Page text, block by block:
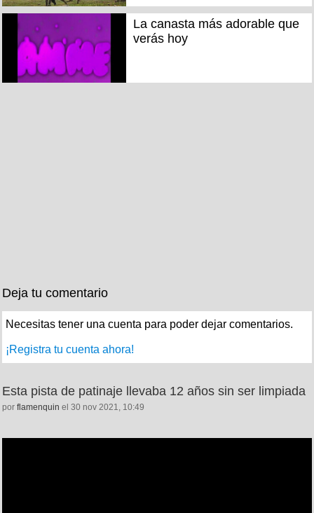
La canasta más adorable que
verás hoy
Deja tu comentario
Necesitas tener una cuenta para poder dejar comentarios.
¡Registra tu cuenta ahora!
Esta pista de patinaje llevaba 12 años sin ser limpiada
por flamenquin el 30 nov 2021, 10:49